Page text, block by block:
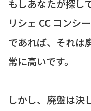
もしあなたが探し
リシェ CC コンシ
であれば、それは
常に高いです。
しかし、廃盤は決